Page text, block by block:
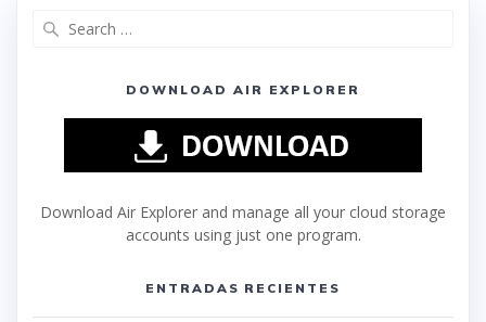
DOWNLOAD AIR EXPLORER
Download Air Explorer and manage all your cloud storage
accounts using just one program.
ENTRADAS RECIENTES